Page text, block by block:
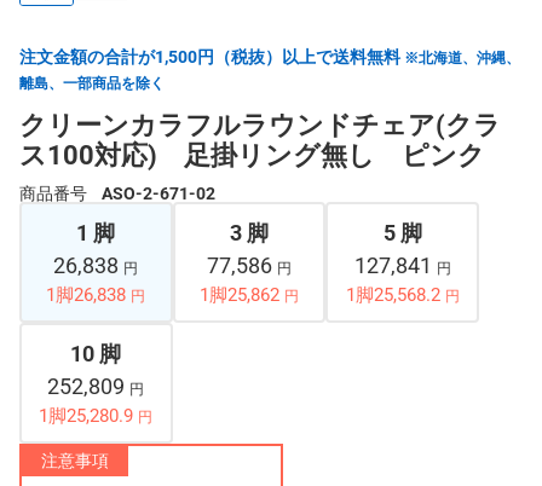
注文金額の合計が1,500円（税抜）以上で送料無料 ※北海道、沖縄、
離島、一部商品を除く
クリーンカラフルラウンドチェア(クラ
ス100対応) 足掛リング無し ピンク
商品番号 ASO-2-671-02
1 脚
26,838 円
1脚26,838 円
3 脚
77,586 円
1脚25,862 円
5 脚
127,841
円
1脚25,568.2 円
10 脚
252,809 円
1脚25,280.9 円
注意事項